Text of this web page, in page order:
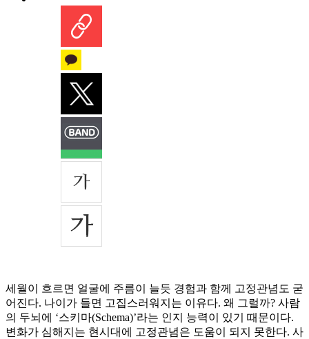
세월이 흐르면 얼굴에 주름이 늘듯 경험과 함께 고정관념도 굳
어진다. 나이가 들면 고집스러워지는 이유다. 왜 그럴까? 사람
의 두뇌에 ‘스키마(Schema)’라는 인지 능력이 있기 때문이다.
변화가 심해지는 현시대에 고정관념은 도움이 되지 못한다. 사